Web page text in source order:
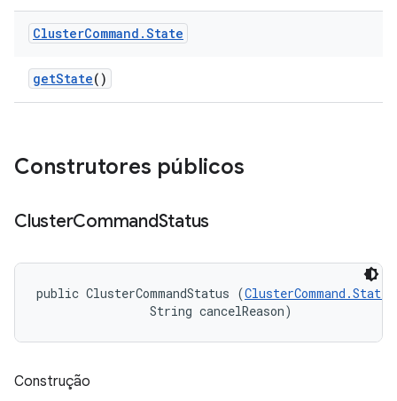
ClusterCommand .State
getState()
Construtores públicos
ClusterCommandStatus
public ClusterCommandStatus (ClusterCommand.State
                String cancelReason)
Construção